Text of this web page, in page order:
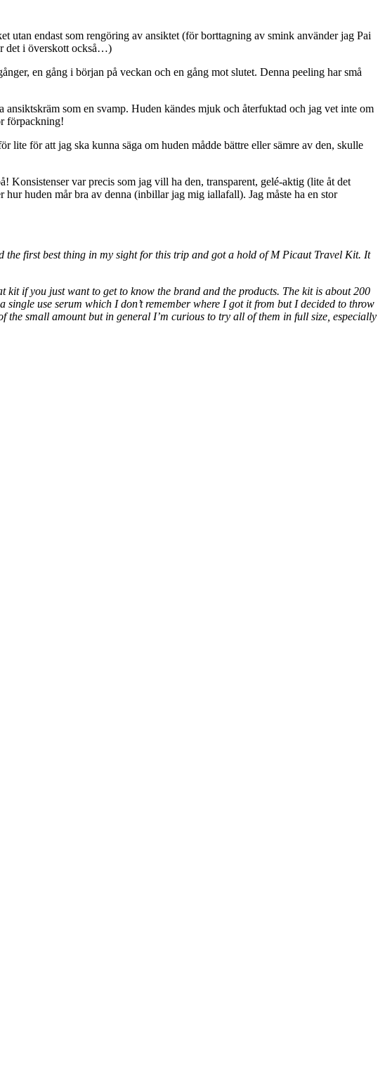
utan endast som rengöring av ansiktet (för borttagning av smink använder jag Pai
det i överskott också…)
en gång i början på veckan och en gång mot slutet. Denna peeling har små
som en svamp. Huden kändes mjuk och återfuktad och jag vet inte om
förpackning!
för att jag ska kunna säga om huden mådde bättre eller sämre av den, skulle
var precis som jag vill ha den, transparent, gelé-aktig (lite åt det
huden mår bra av denna (inbillar jag mig iallafall). Jag måste ha en stor
the first best thing in my sight for this trip and got a hold of M Picaut Travel Kit. It
kit if you just want to get to know the brand and the products. The kit is about 200
use serum which I don’t remember where I got it from but I decided to throw
the small amount but in general I’m curious to try all of them in full size, especially